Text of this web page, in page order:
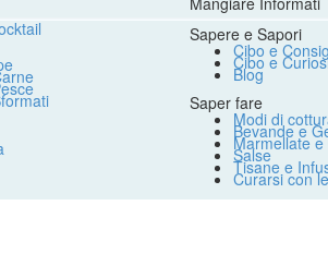
Sapere e Sapori
Cibo e
Cibo e
Blog
Saper fare
Modi di
Bevande e
Marmellate
Salse
Tisane e
Curarsi con